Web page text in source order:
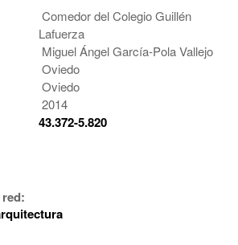
Comedor del Colegio Guillén
Lafuerza
Miguel Ángel García-Pola Vallejo
Oviedo
Oviedo
2014
43.372-5.820